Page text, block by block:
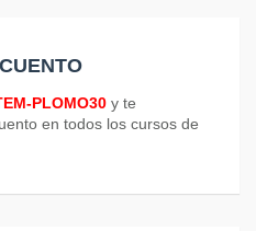
PLOMO30 y te
en todos los cursos de